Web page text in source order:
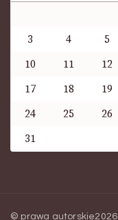
3
4 5
10
11 12
17
18 19
24
25 26
31
© prawa autorskie2026